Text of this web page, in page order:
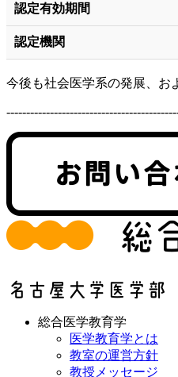
認定有効期間
認定機関
今後も社会医学系の発展、お
総合医学教育学
医学教育学とは
教室の運営方針
教授メッセージ